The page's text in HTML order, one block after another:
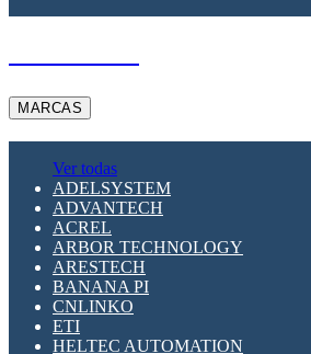
MARCAS
Ver todas
ADELSYSTEM
ADVANTECH
ACREL
ARBOR TECHNOLOGY
ARESTECH
BANANA PI
CNLINKO
ETI
HELTEC AUTOMATION